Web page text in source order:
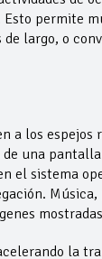
permite
largo, o
a los
una
el sistema
la